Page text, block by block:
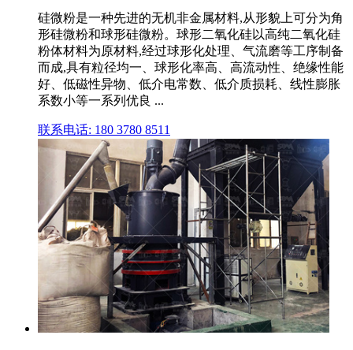
硅微粉是一种先进的无机非金属材料,从形貌上可分为角
形硅微粉和球形硅微粉。球形二氧化硅以高纯二氧化硅
粉体材料为原材料,经过球形化处理、气流磨等工序制备
而成,具有粒径均一、球形化率高、高流动性、绝缘性能
好、低磁性异物、低介电常数、低介质损耗、线性膨胀
系数小等一系列优良 ...
联系电话: 180 3780 8511